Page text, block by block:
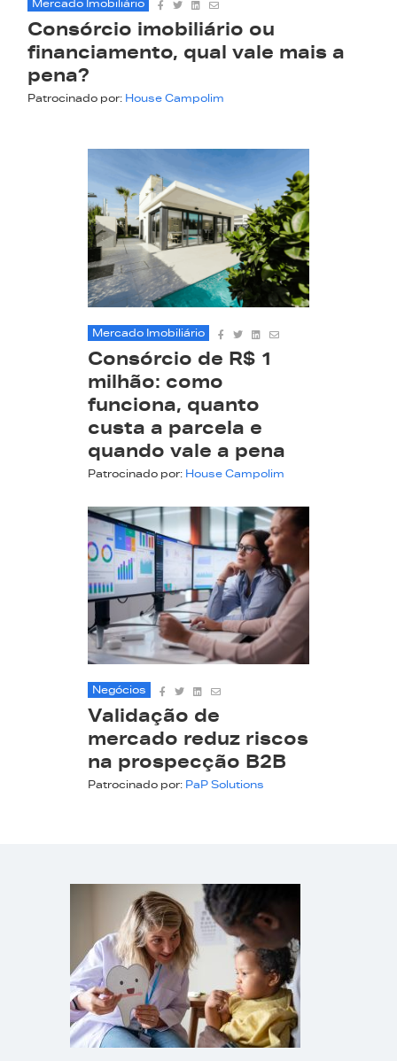
Mercado Imobiliário
Consórcio imobiliário ou
financiamento, qual vale mais a
pena?
Patrocinado por: House Campolim
Mercado Imobiliário
Consórcio de R$ 1
milhão: como
funciona, quanto
custa a parcela e
quando vale a pena
Patrocinado por: House Campolim
Negócios
Validação de
mercado reduz riscos
na prospecção B2B
Patrocinado por: PaP Solutions